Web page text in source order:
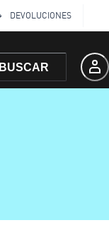
DEVOLUCIONES
BUSCAR